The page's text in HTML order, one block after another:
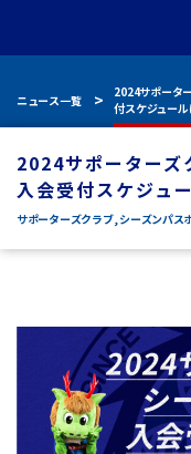
ニュース一覧
2024サポータ
付スケジュー
2024サポーターズ
入会受付スケジュ
サポーターズクラブ,シーズンパス